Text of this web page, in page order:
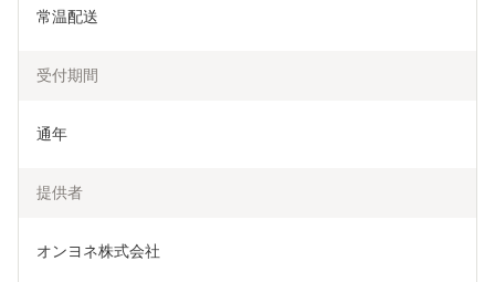
常温配送
受付期間
通年
提供者
オンヨネ株式会社